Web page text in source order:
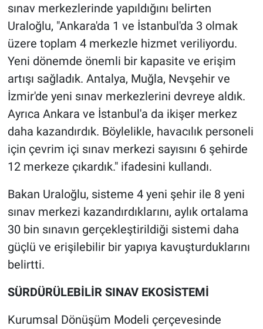
sınav merkezlerinde yapıldığını belirten
Uraloğlu, "Ankara'da 1 ve İstanbul'da 3 olmak
üzere toplam 4 merkezle hizmet veriliyordu.
Yeni dönemde önemli bir kapasite ve erişim
artışı sağladık. Antalya, Muğla, Nevşehir ve
İzmir'de yeni sınav merkezlerini devreye aldık.
Ayrıca Ankara ve İstanbul'a da ikişer merkez
daha kazandırdık. Böylelikle, havacılık personeli
için çevrim içi sınav merkezi sayısını 6 şehirde
12 merkeze çıkardık." ifadesini kullandı.
Bakan Uraloğlu, sisteme 4 yeni şehir ile 8 yeni
sınav merkezi kazandırdıklarını, aylık ortalama
30 bin sınavın gerçekleştirildiği sistemi daha
güçlü ve erişilebilir bir yapıya kavuşturduklarını
belirtti.
SÜRDÜRÜLEBİLİR SINAV EKOSİSTEMİ
Kurumsal Dönüşüm Modeli çerçevesinde